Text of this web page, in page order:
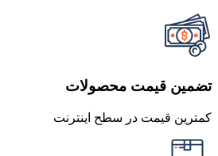
تضمین قیمت محصولات
کمترین قیمت در سطح اینترنت